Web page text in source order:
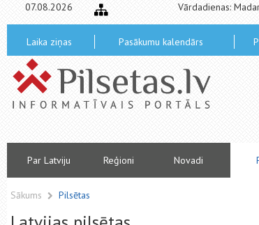
07.08.2026 Vārdadienas:
Laika ziņas Pasākumu kalendārs
Par Latviju Reģioni Novadi
Sākums Pilsētas